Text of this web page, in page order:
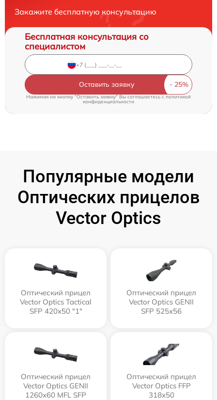
Закажите бесплатную консультацию
Бесплатная консультация со
специалистом
Оставить заявку
Нажимая на кнопку "Оставить заявку" Вы соглашаетесь cполитикой
конфиденциальности
Популярные модели
Оптических прицелов
Vector Optics
Оптический прицел
Vector Optics Tactical
SFP 420x50 "1"
Оптический прицел
Vector Optics GENII
SFP 525x56
Оптический прицел
Vector Optics GENII
1260x60 MFL SFP
Оптический прицел
Vector Optics FFP
318x50